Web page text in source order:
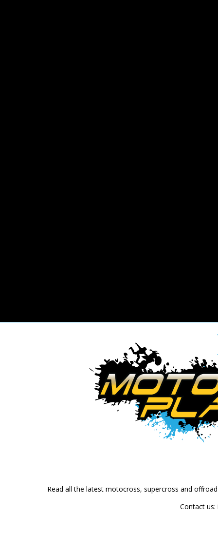
Read all the latest motocross, supercross and
Contact us: